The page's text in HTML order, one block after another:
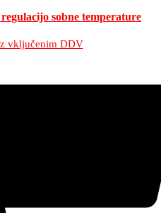
sobne temperature
z vključenim DDV